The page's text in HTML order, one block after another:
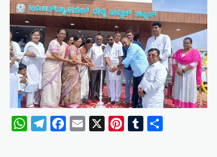
WhatsApp
Telegram
Facebook
Email
X Pinterest
Tumblr